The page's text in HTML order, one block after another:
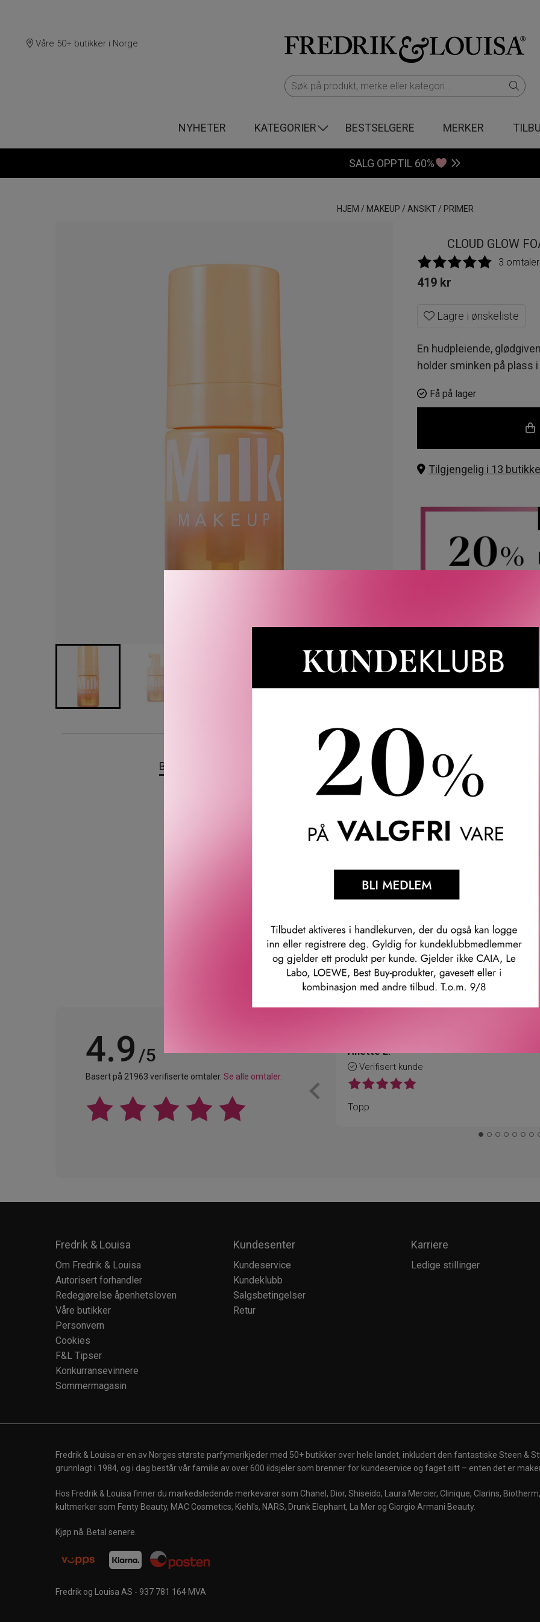
Våre 50+ butikker i Norge
NYHETER KATEGORIER BESTSELGERE MERKER
SALG OPPTIL 60%
HJEM / MAKEUP / ANSIKT/ PRIMER
CLOUD GLOW
3 omtaler
419 kr
Lagre i ønskeliste
En hudpleiende,
holder sminken på plass
Få på lager
Tilgjengelig i 13
Rabatten aktiveres i
CAIA, Le Labo, LOEWE, Best
BESKRIVELSE SPØRSMÅL & SVAR SLIK GJØR DU
Milk Makeup Cloud Glow Foam Brightening Primer er en hudpleiende, oppklarende primer
Dette hybridproduktet mellom hudpleie og sminke har en vektløs, skyaktig tekstur som
fuktigheten, lysne opp huden, redusere rødhet og jevne ut hudtonen for en jevn base.
Våre kunder om oss
4.9 /5
Basert på 21963 verifiserte omtaler. Se alle omtaler.
Anette L.
Verifisert kunde
Topp
Fredrik & Louisa
Om Fredrik & Louisa
Autorisert forhandler
Redegjørelse åpenhetsloven
Våre butikker
Personvern
Cookies
F&L Tipser
Konkurransevinnere
Sommermagasin
Kundesenter
Kundeservice
Kundeklubb
Salgsbetingelser
Retur
Karriere
Ledige stillinger
Fredrik & Louisa er en av Norges største parfymerikjeder med 50+ butikker over hele landet, inkludert den fantastiske Steen &
grunnlagt i 1984, og i dag består vår familie av over 600 ildsjeler som brenner for kundeservice og faget sitt – enten det er
Hos Fredrik & Louisa finner du markedsledende merkevarer som Chanel, Dior, Shiseido, Laura Mercier, Clinique, Clarins,
kultmerker som Fenty Beauty, MAC Cosmetics, Kiehl's, NARS, Drunk Elephant, La Mer og Giorgio Armani Beauty.
Kjøp nå. Betal senere.
Fredrik og Louisa AS - 937 781 164 MVA